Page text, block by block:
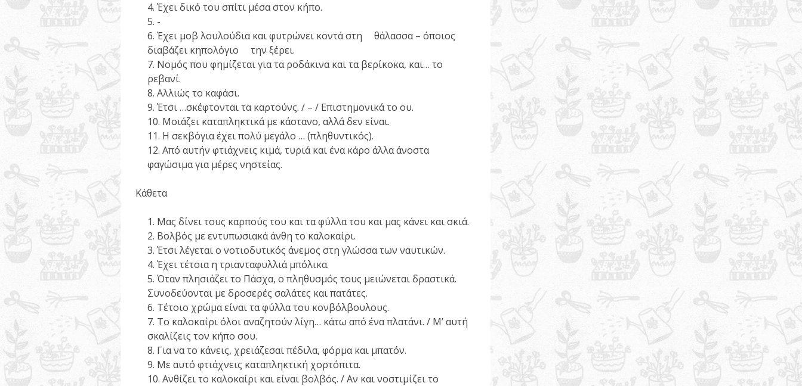
Έχει δικό του σπίτι μέσα στον κήπο.
-
Έχει μοβ λουλούδια και φυτρώνει κοντά στη θάλασσα – όποιος
διαβάζει κηπολόγιο την ξέρει.
Νομός που φημίζεται για τα ροδάκινα και τα βερίκοκα, και… το
ρεβανί.
Αλλιώς το καφάσι.
Έτσι …σκέφτονται τα καρτούνς. / – / Επιστημονικά το ου.
Μοιάζει καταπληκτικά με κάστανο, αλλά δεν είναι.
Η σεκβόγια έχει πολύ μεγάλο … (πληθυντικός).
Από αυτήν φτιάχνεις κιμά, τυριά και ένα κάρο άλλα άνοστα
φαγώσιμα για μέρες νηστείας.
Κάθετα
Μας δίνει τους καρπούς του και τα φύλλα του και μας κάνει και σκιά.
Βολβός με εντυπωσιακά άνθη το καλοκαίρι.
Έτσι λέγεται ο νοτιοδυτικός άνεμος στη γλώσσα των ναυτικών.
Έχει τέτοια η τριανταφυλλιά μπόλικα.
Όταν πλησιάζει το Πάσχα, ο πληθυσμός τους μειώνεται δραστικά.
Συνοδεύονται με δροσερές σαλάτες και πατάτες.
Τέτοιο χρώμα είναι τα φύλλα του κονβόλβουλους.
Το καλοκαίρι όλοι αναζητούν λίγη… κάτω από ένα πλατάνι. / Μ’ αυτή
σκαλίζεις τον κήπο σου.
Για να το κάνεις, χρειάζεσαι πέδιλα, φόρμα και μπατόν.
Με αυτό φτιάχνεις καταπληκτική χορτόπιτα.
Ανθίζει το καλοκαίρι και είναι βολβός. / Αν και νοστιμίζει το